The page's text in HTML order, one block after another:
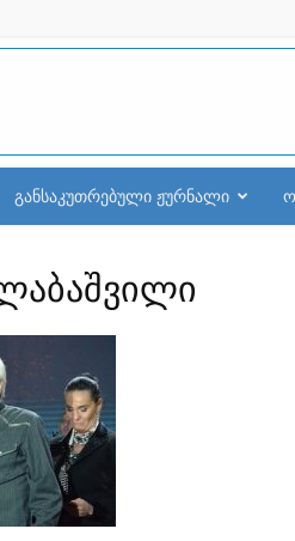
განსაკუთრებული ჟურნალი